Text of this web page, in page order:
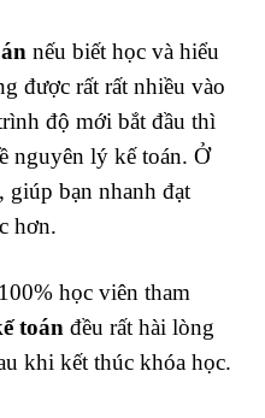
nếu biết học và hiểu
được rất rất nhiều vào
độ mới bắt đầu thì
nguyên lý kế toán. Ở
giúp bạn nhanh đạt
hơn.
học viên tham
toán đều rất hài lòng
khi kết thúc khóa học.